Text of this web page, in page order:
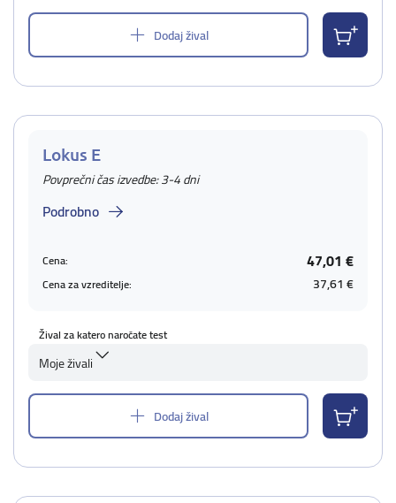
Dodaj žival
Lokus E
Povprečni čas izvedbe: 3-4 dni
Podrobno
Cena: 47,01 €
Cena za vzreditelje: 37,61 €
Žival za katero naročate test
Moje živali
Dodaj žival